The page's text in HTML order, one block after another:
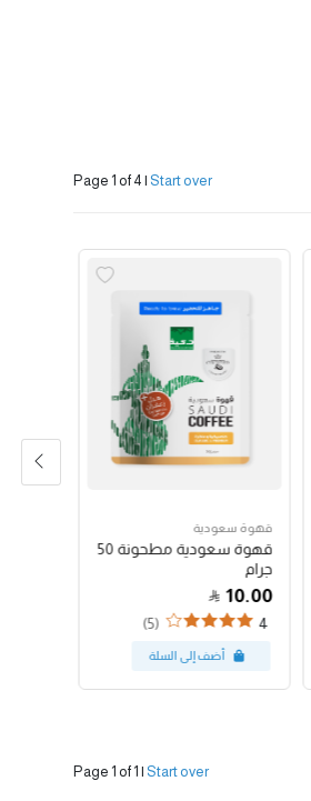
Page 1 of 4 | Start over
قهوة سعودية
قهوة سعودية مطحونة 50
جرام
10.00
4
(5)
Page 1 of 1 | Start over